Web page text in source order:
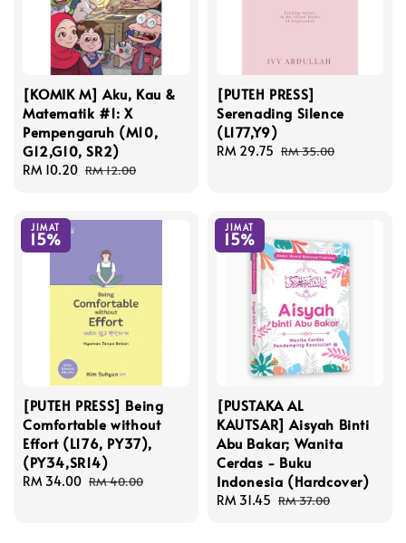
[KOMIK M] Aku, Kau &
Matematik #1: X
Pempengaruh (M10,
G12,G10, SR2)
Sale
RM 10.20 Regular
RM 12.00
[PUTEH PRESS]
Serenading Silence
(L177,Y9)
Sale
RM 29.75 Regular
RM 35.00
JIMAT
15%
[PUTEH PRESS] Being
Comfortable without
Effort (L176, PY37),
(PY34,SR14)
Sale
RM 34.00 Regular
RM 40.00
JIMAT
15%
[PUSTAKA AL
KAUTSAR] Aisyah Binti
Abu Bakar; Wanita
Cerdas - Buku
Indonesia (Hardcover)
Sale
RM 31.45 Regular
RM 37.00